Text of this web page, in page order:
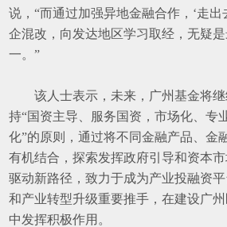
说，“而通过加强异地金融合作， ‘走出
企混改，向发达地区学习取经，无疑
一。”
该人士表示，未来，广州基金将
持“国资主导、服务国资，市场化、专
化”的原则，通过将不同金融产品、金
有机结合，探索发挥政府引导和资本
驱动新路径，致力于成为产业投融资
和产业转型升级重要推手，在建设广
中发挥积极作用。